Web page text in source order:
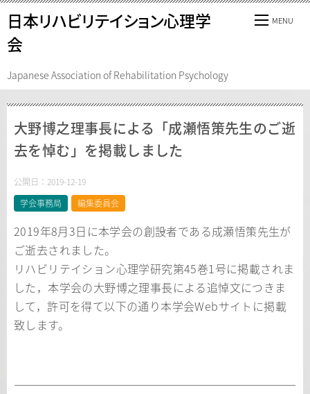
日本リハビリテイション心理学
会
Japanese Association of Rehabilitation Psychology
大野博之理事長による「成瀬悟策先生のご逝
去を悼む」を掲載しました
公開日： 2019-12-19
学会事務局
編集委員会
2019年8月3日に本学会の創設者である成瀬悟策先生が
ご逝去されました。
リハビリテイション心理学研究第45巻1号に掲載されま
した，本学会の大野博之理事長による追悼文につきま
して，許可を得て以下の通り本学会Webサイトに掲載
致します。